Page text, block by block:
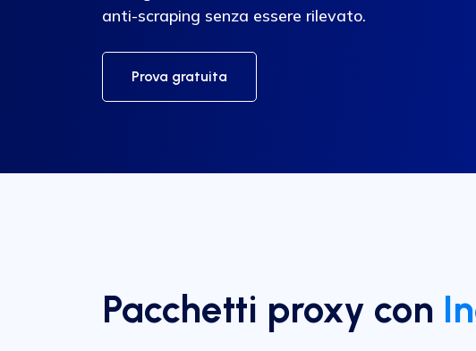
anti-scraping senza essere rilevato.
Prova gratuita
Pacchetti proxy con